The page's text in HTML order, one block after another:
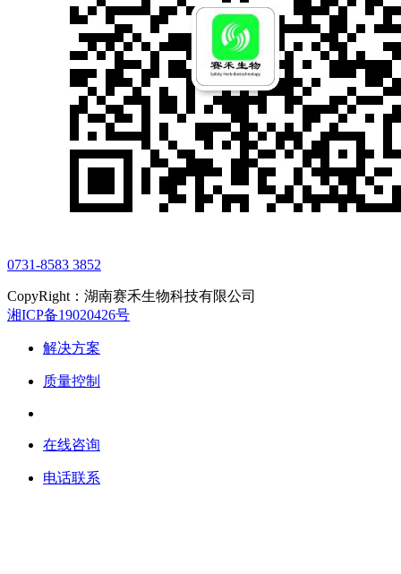
0731-8583 3852
CopyRight：湖南赛禾生物科技有限公司
湘ICP备19020426号
解决方案
质量控制
在线咨询
电话联系